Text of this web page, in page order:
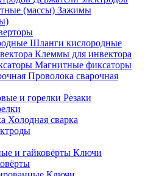
Зажимы
Шланги кислородные
Клеммы для инвектора
Магнитные фиксаторы
Проволока сварочная
Резаки
Холодная сварка
Ключи